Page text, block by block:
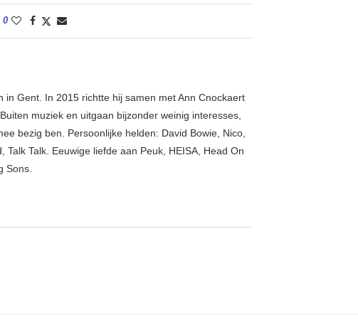
0
in Gent. In 2015 richtte hij samen met Ann Cnockaert
muziek en uitgaan bijzonder weinig interesses,
bezig ben. Persoonlijke helden: David Bowie, Nico,
Talk Talk. Eeuwige liefde aan Peuk, HEISA, Head On
Sons.